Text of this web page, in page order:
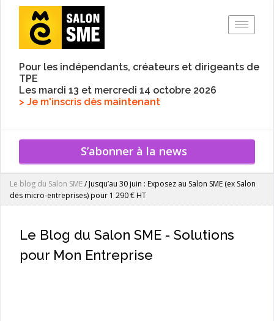
Pour les indépendants, créateurs et dirigeants de
TPE
Les mardi 13 et mercredi 14 octobre 2026
> Je m'inscris dès maintenant
S’abonner à la news
Le blog du Salon SME/Jusqu’au 30 juin : Exposez au Salon SME (ex Salon
des micro-entreprises) pour 1 290 € HT
Le Blog du Salon SME - Solutions
pour Mon Entreprise